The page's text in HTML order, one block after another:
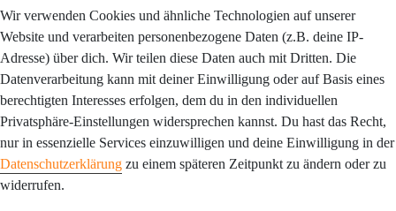
Wir verwenden Cookies und ähnliche Technologien auf unserer
Website und verarbeiten personenbezogene Daten (z.B. deine IP-
Adresse) über dich. Wir teilen diese Daten auch mit Dritten. Die
Datenverarbeitung kann mit deiner Einwilligung oder auf Basis eines
berechtigten Interesses erfolgen, dem du in den individuellen
Privatsphäre-Einstellungen widersprechen kannst. Du hast das Recht,
nur in essenzielle Services einzuwilligen und deine Einwilligung in der
Datenschutzerklärung zu einem späteren Zeitpunkt zu ändern oder zu
widerrufen.